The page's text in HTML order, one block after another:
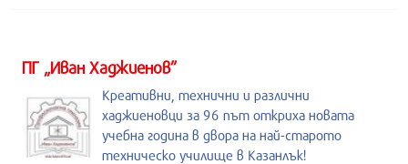
ПГ „Иван Хаджиенов”
Креативни, технични и различни
хаджиеновци за 96 път откриха новата
учебна година в двора на най-старото
техническо училище в Казанлък!